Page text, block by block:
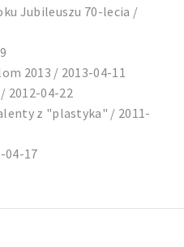
Jubileuszu 70-lecia /
2013 / 2013-04-11
2012-04-22
z "plastyka" / 2011-
04-17